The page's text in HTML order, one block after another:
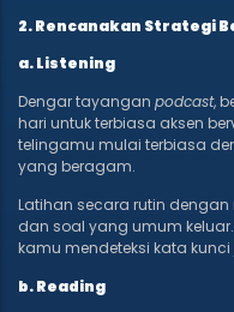
2. Rencanakan Strategi
a. Listening
Dengar tayangan podcast,
hari untuk terbiasa aksen
telingamu mulai terbiasa
yang beragam.
Latihan secara rutin
dan soal yang umum
kamu mendeteksi kata
b. Reading